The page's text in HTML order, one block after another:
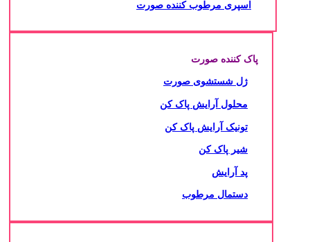
اسپری مرطوب کننده صورت
پاک کننده صورت
ژل شستشوی صورت
محلول آرایش پاک کن
تونیک آرایش پاک کن
شیر پاک کن
پد آرایش
دستمال مرطوب